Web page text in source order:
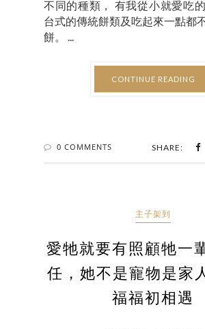
不同的種類， 有我從小就愛吃
台式的傳統餅類及吃起來一點都
餅。 ...
CONTINUE READING
0 COMMENTS SHARE:
主子架到
愛牠就要有照顧牠一
任，她不是寵物是家
福福初相遇